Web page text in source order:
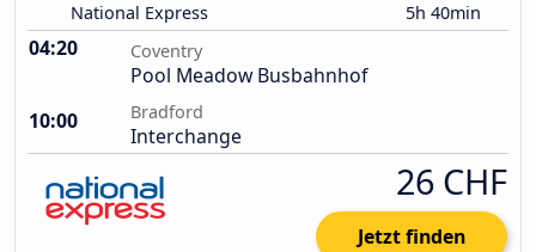
National Express 5h 40min
04:20 Coventry
Pool Meadow Busbahnhof
10:00
Bradford
Interchange
26 CHF
Jetzt finden